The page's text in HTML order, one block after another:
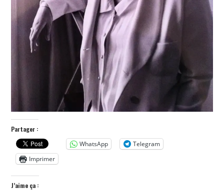
Partager :
WhatsApp
Telegram
Imprimer
J’aime ça :